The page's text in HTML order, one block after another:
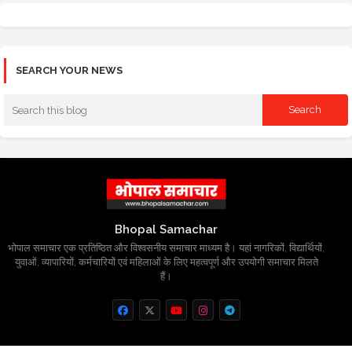
SEARCH YOUR NEWS
Bhopal Samachar
भोपाल समाचार एक प्रतिष्ठित और विश्वसनीय समाचार माध्यम है। यहां नागरिकों, विद्यार्थियों,
युवाओं, व्यापारियों, कर्मचारियों एवं महिलाओं के लिए महत्वपूर्ण और उपयोगी समाचार मिलते
हैं।